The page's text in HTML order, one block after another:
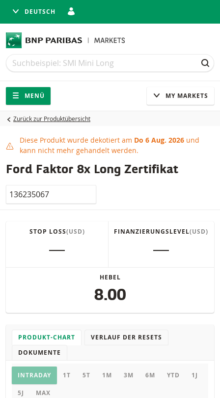
DEUTSCH
Suche
Suche
Navigation
Seitennavigation
MENÜ MY MARKETS
Zurück zur Produktübersicht
Produkt dekotiert
Diese Produkt wurde dekotiert am Do 6 Aug. 2026 und
kann nicht mehr gehandelt werden.
Ford Faktor 8x Long Zertifikat
Valor
STOP LOSS(USD)
―
FINANZIERUNGSLEVEL(USD)
―
HEBEL
8.00
PRODUKT-CHART
VERLAUF DER RESETS
DOKUMENTE
Chart
INTRADAY 1T 5T 1M 3M 6M YTD 1J
5J MAX